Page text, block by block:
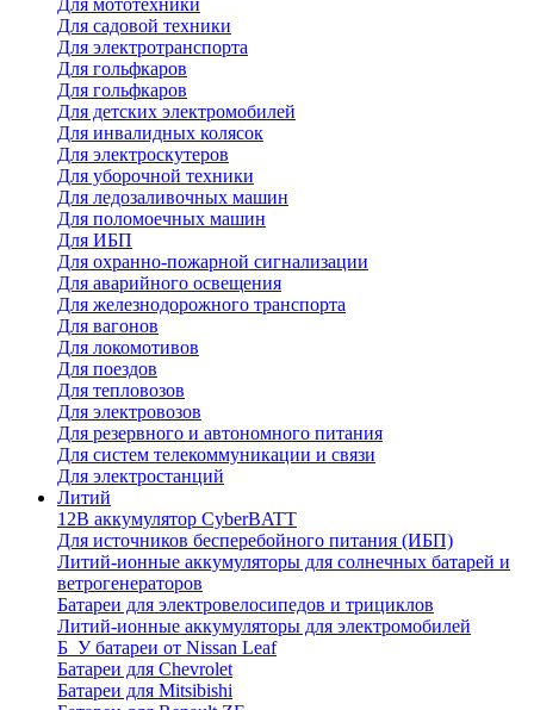
Для мототехники
Для садовой техники
Для электротранспорта
Для гольфкаров
Для гольфкаров
Для детских электромобилей
Для инвалидных колясок
Для электроскутеров
Для уборочной техники
Для ледозаливочных машин
Для поломоечных машин
Для ИБП
Для охранно-пожарной сигнализации
Для аварийного освещения
Для железнодорожного транспорта
Для вагонов
Для локомотивов
Для поездов
Для тепловозов
Для электровозов
Для резервного и автономного питания
Для систем телекоммуникации и связи
Для электростанций
Литий
12В аккумулятор CyberBATT
Для источников бесперебойного питания (ИБП)
Литий-ионные аккумуляторы для солнечных батарей и
ветрогенераторов
Батареи для электровелосипедов и трициклов
Литий-ионные аккумуляторы для электромобилей
Б_У батареи от Nissan Leaf
Батареи для Chevrolet
Батареи для Mitsibishi